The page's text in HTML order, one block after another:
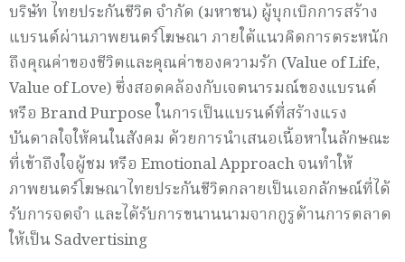
บริษัท ไทยประกันชีวิต จำกัด (มหาชน) ผู้บุกเบิกการสร้าง
แบรนด์ผ่านภาพยนตร์โฆษณา ภายใต้แนวคิดการตระหนัก
ถึงคุณค่าของชีวิตและคุณค่าของความรัก (Value of Life,
Value of Love) ซึ่งสอดคล้องกับเจตนารมณ์ของแบรนด์
หรือ Brand Purpose ในการเป็นแบรนด์ที่สร้างแรง
บันดาลใจให้คนในสังคม ด้วยการนำเสนอเนื้อหาในลักษณะ
ที่เข้าถึงใจผู้ชม หรือ Emotional Approach จนทำให้
ภาพยนตร์โฆษณาไทยประกันชีวิตกลายเป็นเอกลักษณ์ที่ได้
รับการจดจำ และได้รับการขนานนามจากกูรูด้านการตลาด
ให้เป็น Sadvertising